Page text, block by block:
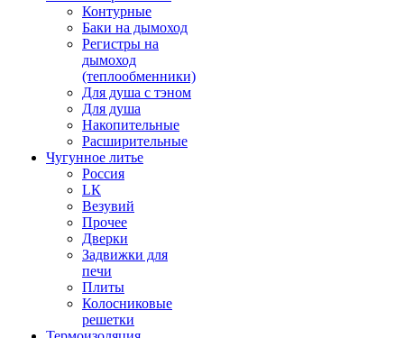
Контурные
Баки на дымоход
Регистры на
дымоход
(теплообменники)
Для душа с тэном
Для душа
Накопительные
Расширительные
Чугунное литье
Россия
LК
Везувий
Прочее
Дверки
Задвижки для
печи
Плиты
Колосниковые
решетки